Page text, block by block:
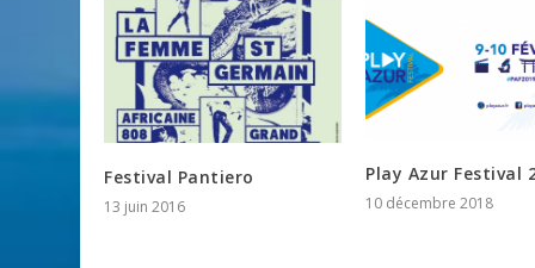
Festival Pantiero
13 juin 2016
Play Azur Festival
10 décembre 2018